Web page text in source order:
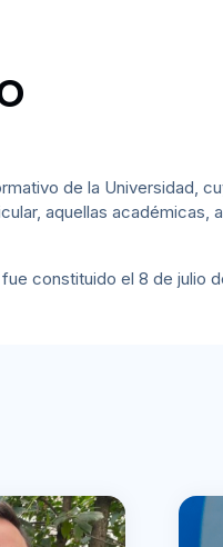
de la Universidad,
aquellas
constituido el 8 de julio